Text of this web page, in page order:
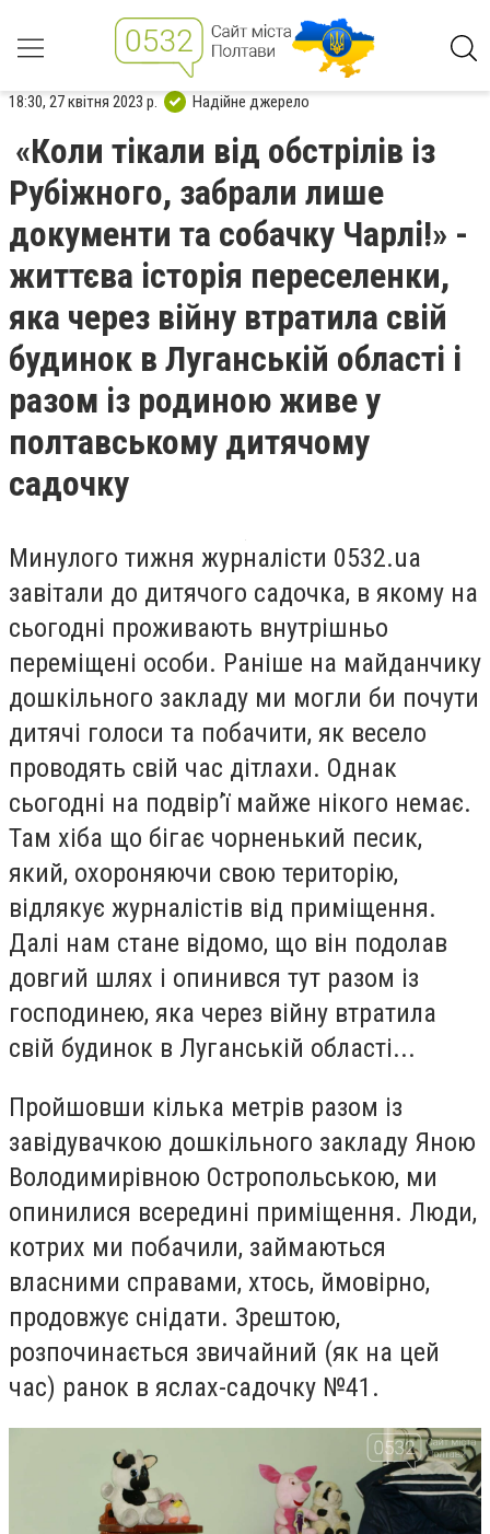
18:30, 27 квітня 2023 р. Надійне джерело
«Коли тікали від обстрілів із
Рубіжного, забрали лише
документи та собачку Чарлі!» -
життєва історія переселенки,
яка через війну втратила свій
будинок в Луганській області і
разом із родиною живе у
полтавському дитячому
садочку
Минулого тижня журналісти 0532.ua
завітали до дитячого садочка, в якому на
сьогодні проживають внутрішньо
переміщені особи. Раніше на майданчику
дошкільного закладу ми могли би почути
дитячі голоси та побачити, як весело
проводять свій час дітлахи. Однак
сьогодні на подвір’ї майже нікого немає.
Там хіба що бігає чорненький песик,
який, охороняючи свою територію,
відлякує журналістів від приміщення.
Далі нам стане відомо, що він подолав
довгий шлях і опинився тут разом із
господинею, яка через війну втратила
свій будинок в Луганській області...
Пройшовши кілька метрів разом із
завідувачкою дошкільного закладу Яною
Володимирівною Остропольською, ми
опинилися всередині приміщення. Люди,
котрих ми побачили, займаються
власними справами, хтось, ймовірно,
продовжує снідати. Зрештою,
розпочинається звичайний (як на цей
час) ранок в яслах-садочку №41.